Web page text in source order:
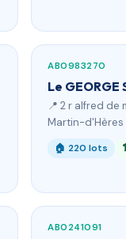
AB0983270
Le GEORGE
📍 2 r alfred
Martin-d'Hères
🏠 220 lots
AB0241091